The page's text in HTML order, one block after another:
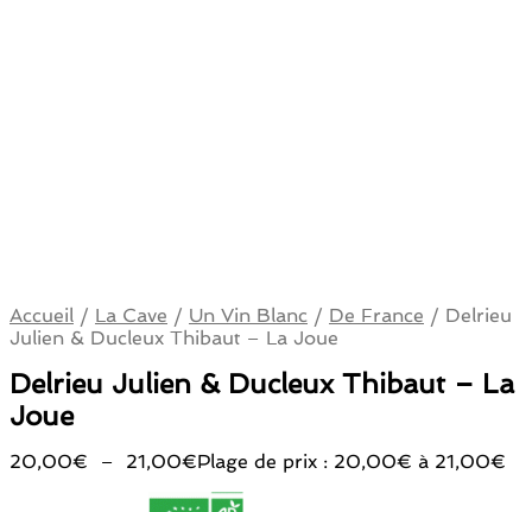
Accueil / La Cave / Un Vin Blanc / De France / Delrieu
Julien & Ducleux Thibaut – La Joue
Delrieu Julien & Ducleux Thibaut – La
Joue
20,00€ – 21,00€Plage de prix : 20,00€ à 21,00€